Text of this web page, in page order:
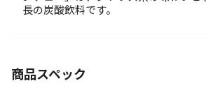
長の炭酸飲料です。
商品スペック